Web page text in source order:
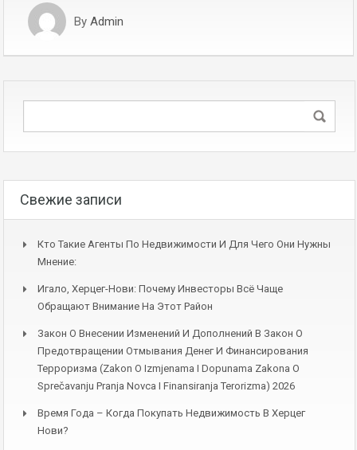
By Admin
Свежие записи
Кто Такие Агенты По Недвижимости И Для Чего Они Нужны
Мнение:
Игало, Херцег-Нови: Почему Инвесторы Всё Чаще
Обращают Внимание На Этот Район
Закон О Внесении Изменений И Дополнений В Закон О
Предотвращении Отмывания Денег И Финансирования
Терроризма (Zakon O Izmjenama I Dopunama Zakona O
Sprečavanju Pranja Novca I Finansiranja Terorizma) 2026
Время Года – Когда Покупать Недвижимость В Херцег
Нови?